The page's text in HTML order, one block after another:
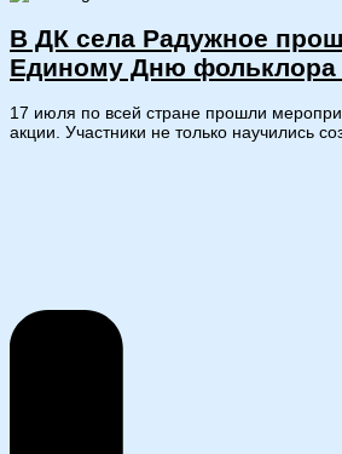
В ДК села Радужное
Единому Дню фольклора
17 июля по всей стране прошли
акции. Участники не только научились